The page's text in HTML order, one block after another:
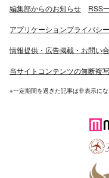
編集部からのお知らせ RSS
アプリケーションプライバシ
情報提供・広告掲載・お問い
当サイトコンテンツの無断複
※一定期間を過ぎた記事は非表示に